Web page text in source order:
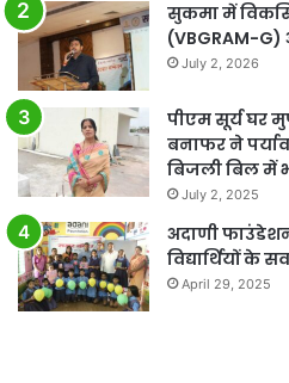
सुकमा में
(VBGRAM-
July 2, 2026
पीएम सूर्य घर
बनाफर ने
बिजली बिल में
July 2, 2025
अदाणी
विद्यार्थियों के
April 29, 2025